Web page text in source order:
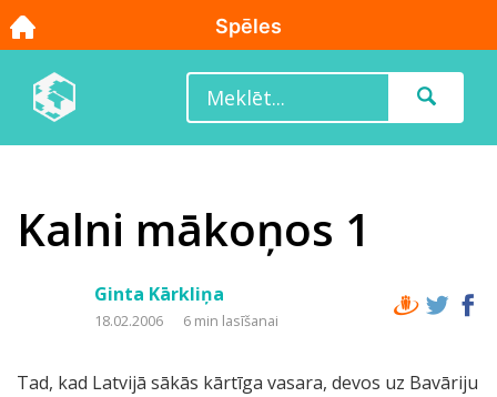
Kalni mākoņos 1
Ginta Kārkliņa
18.02.2006 6 min lasīšanai
Tad, kad Latvijā sākās kārtīga vasara, devos uz Bavāriju